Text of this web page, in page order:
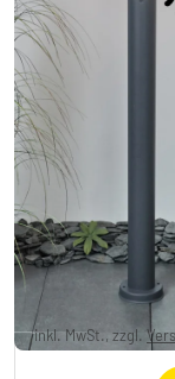
Sessa
-50% CHF
Sie sparenCHF
inkl. MwSt., zzgl.